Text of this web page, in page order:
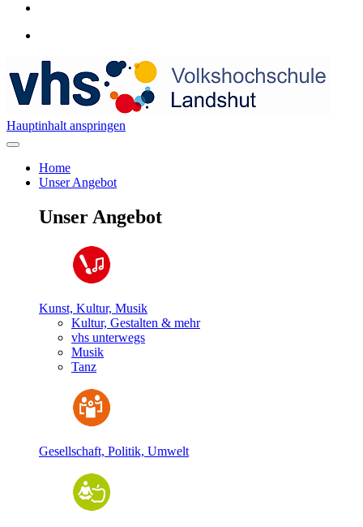
Hauptinhalt anspringen
Home
Unser Angebot
Unser Angebot
Kunst, Kultur, Musik
Kultur, Gestalten & mehr
vhs unterwegs
Musik
Tanz
Gesellschaft, Politik, Umwelt